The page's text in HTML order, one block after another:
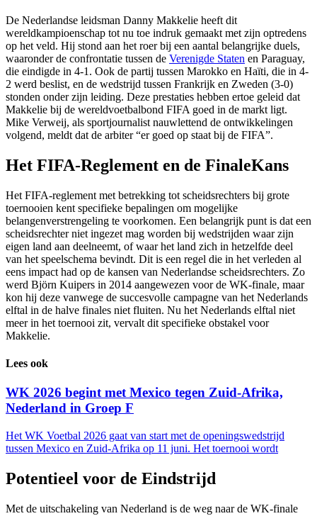
De Nederlandse leidsman Danny Makkelie heeft dit
wereldkampioenschap tot nu toe indruk gemaakt met zijn optredens
op het veld. Hij stond aan het roer bij een aantal belangrijke duels,
waaronder de confrontatie tussen de Verenigde Staten en Paraguay,
die eindigde in 4-1. Ook de partij tussen Marokko en Haïti, die in 4-
2 werd beslist, en de wedstrijd tussen Frankrijk en Zweden (3-0)
stonden onder zijn leiding. Deze prestaties hebben ertoe geleid dat
Makkelie bij de wereldvoetbalbond FIFA goed in de markt ligt.
Mike Verweij, als sportjournalist nauwlettend de ontwikkelingen
volgend, meldt dat de arbiter “er goed op staat bij de FIFA”.
Het FIFA-Reglement en de FinaleKans
Het FIFA-reglement met betrekking tot scheidsrechters bij grote
toernooien kent specifieke bepalingen om mogelijke
belangenverstrengeling te voorkomen. Een belangrijk punt is dat een
scheidsrechter niet ingezet mag worden bij wedstrijden waar zijn
eigen land aan deelneemt, of waar het land zich in hetzelfde deel
van het speelschema bevindt. Dit is een regel die in het verleden al
eens impact had op de kansen van Nederlandse scheidsrechters. Zo
werd Björn Kuipers in 2014 aangewezen voor de WK-finale, maar
kon hij deze vanwege de succesvolle campagne van het Nederlands
elftal in de halve finales niet fluiten. Nu het Nederlands elftal niet
meer in het toernooi zit, vervalt dit specifieke obstakel voor
Makkelie.
Lees ook
WK 2026 begint met Mexico tegen Zuid-Afrika,
Nederland in Groep F
Het WK Voetbal 2026 gaat van start met de openingswedstrijd
tussen Mexico en Zuid-Afrika op 11 juni. Het toernooi wordt
Potentieel voor de Eindstrijd
Met de uitschakeling van Nederland is de weg naar de WK-finale